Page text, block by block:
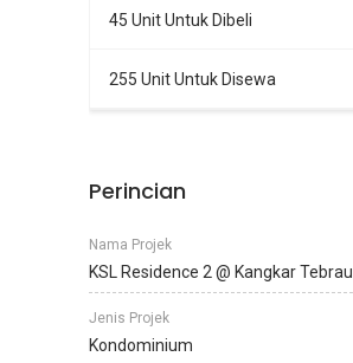
45 Unit Untuk Dibeli
255 Unit Untuk Disewa
Perincian
Nama Projek
KSL Residence 2 @ Kangkar Tebrau
Jenis Projek
Kondominium